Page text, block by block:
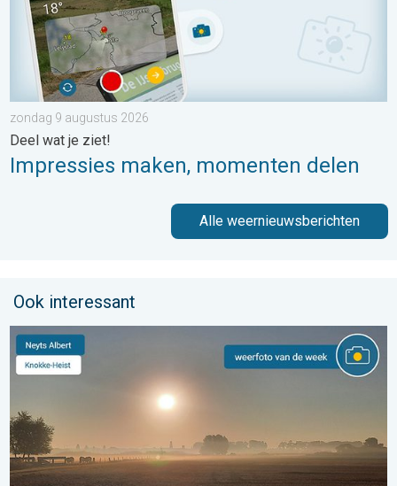
zondag 9 augustus 2026
Deel wat je ziet!
Impressies maken, momenten delen
Alle weernieuwsberichten
Ook interessant
De weerfoto van de week. Weer&Radar uploader. . . zaterdag